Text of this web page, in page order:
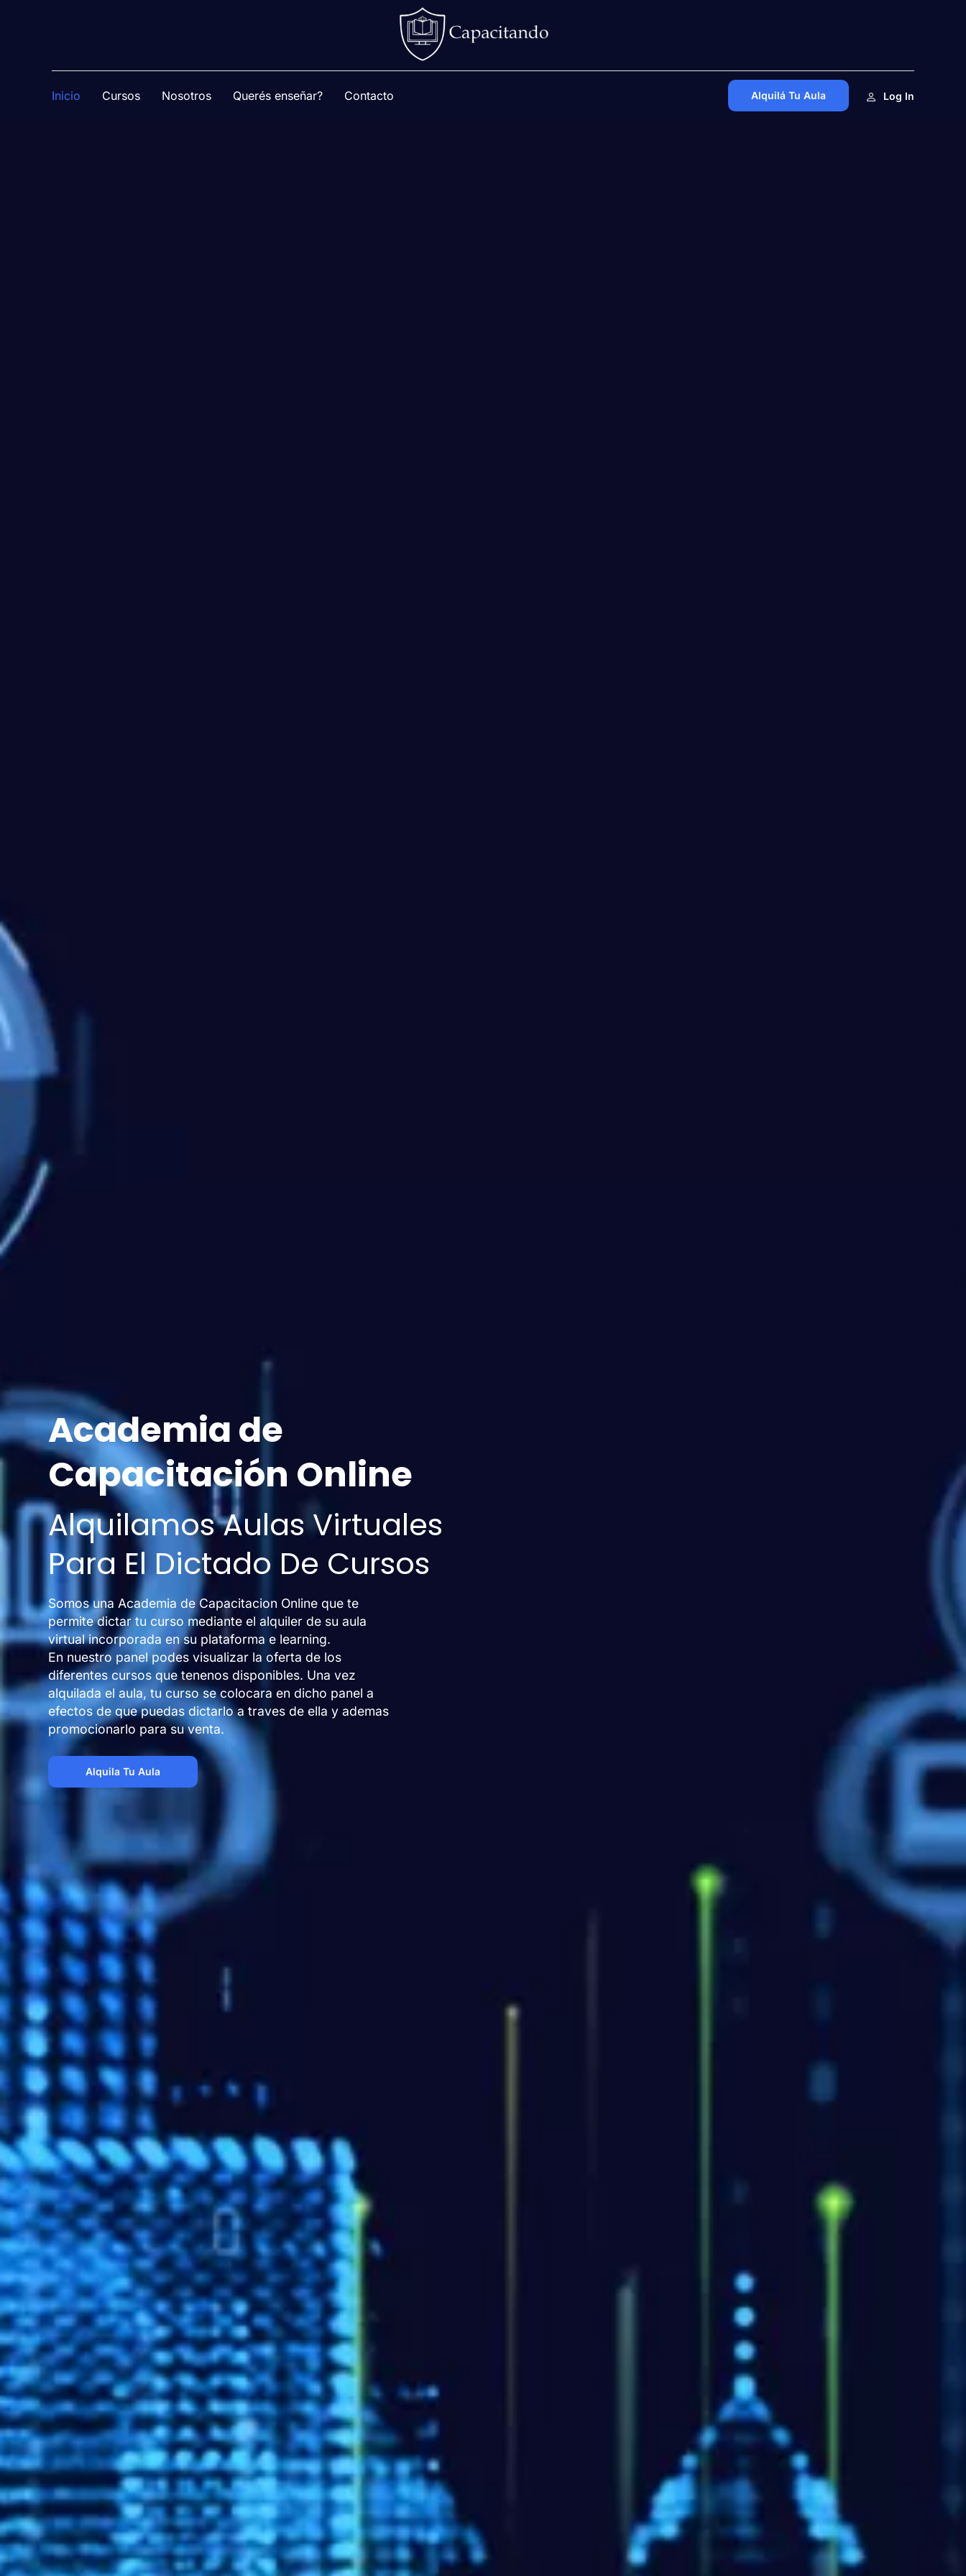
Inicio Cursos Nosotros Querés enseñar? Contacto Alquilá Tu Aula Log In
Academia de
Capacitación Online
Alquilamos Aulas Virtuales
Para El Dictado De Cursos
Somos una Academia de Capacitacion Online que te
permite dictar tu curso mediante el alquiler de su aula
virtual incorporada en su plataforma e learning.
En nuestro panel podes visualizar la oferta de los
diferentes cursos que tenenos disponibles. Una vez
alquilada el aula, tu curso se colocara en dicho panel a
efectos de que puedas dictarlo a traves de ella y ademas
promocionarlo para su venta.
Alquila Tu Aula